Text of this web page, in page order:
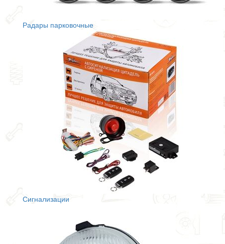
Радары парковочные
Сигнализации